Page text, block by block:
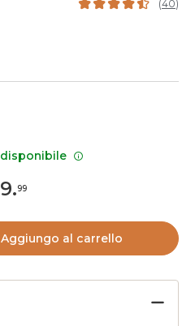
(40)
9.99
Aggiungo al carrello